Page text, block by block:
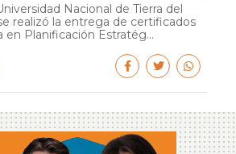
Nacional de Tierra del
realizó la entrega de certificados
en Planificación Estratég...